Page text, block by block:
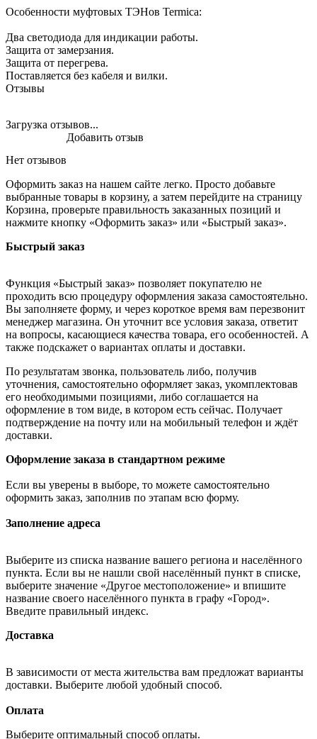
Особенности муфтовых ТЭНов Termica:
Два светодиода для индикации работы.
Защита от замерзания.
Защита от перегрева.
Поставляется без кабеля и вилки.
Отзывы
Загрузка отзывов...
Нет отзывов
Добавить отзыв
Оформить заказ на нашем сайте легко. Просто добавьте
выбранные товары в корзину, а затем перейдите на страницу
Корзина, проверьте правильность заказанных позиций и
нажмите кнопку «Оформить заказ» или «Быстрый заказ».
Быстрый заказ
Функция «Быстрый заказ» позволяет покупателю не
проходить всю процедуру оформления заказа самостоятельно.
Вы заполняете форму, и через короткое время вам перезвонит
менеджер магазина. Он уточнит все условия заказа, ответит
на вопросы, касающиеся качества товара, его особенностей. А
также подскажет о вариантах оплаты и доставки.
По результатам звонка, пользователь либо, получив
уточнения, самостоятельно оформляет заказ, укомплектовав
его необходимыми позициями, либо соглашается на
оформление в том виде, в котором есть сейчас. Получает
подтверждение на почту или на мобильный телефон и ждёт
доставки.
Оформление заказа в стандартном режиме
Если вы уверены в выборе, то можете самостоятельно
оформить заказ, заполнив по этапам всю форму.
Заполнение адреса
Выберите из списка название вашего региона и населённого
пункта. Если вы не нашли свой населённый пункт в списке,
выберите значение «Другое местоположение» и впишите
название своего населённого пункта в графу «Город».
Введите правильный индекс.
Доставка
В зависимости от места жительства вам предложат варианты
доставки. Выберите любой удобный способ.
Оплата
Выберите оптимальный способ оплаты.